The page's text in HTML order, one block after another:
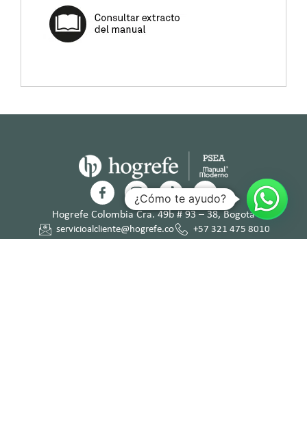
Hogrefe Colombia Cra. 49b # 93 – 38, Bogotá
servicioalcliente@hogrefe.co
+57 321 475 8010
¿Cómo te ayudo?